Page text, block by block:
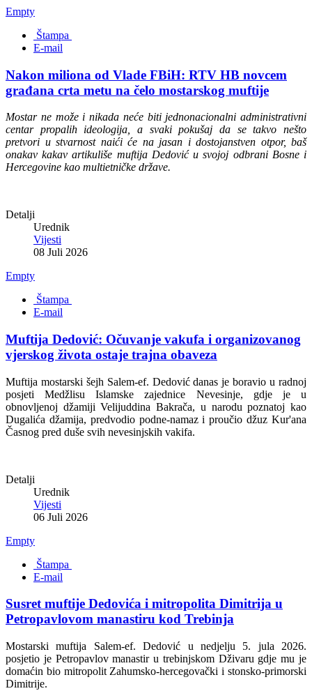
Empty
Štampa
E-mail
Nakon miliona od Vlade FBiH: RTV HB novcem
građana crta metu na čelo mostarskog muftije
Mostar ne može i nikada neće biti jednonacionalni administrativni
centar propalih ideologija, a svaki pokušaj da se takvo nešto
pretvori u stvarnost naići će na jasan i dostojanstven otpor, baš
onakav kakav artikuliše muftija Dedović u svojoj odbrani Bosne i
Hercegovine kao multietničke države.
Detalji
Urednik
Vijesti
08 Juli 2026
Empty
Štampa
E-mail
Muftija Dedović: Očuvanje vakufa i organizovanog
vjerskog života ostaje trajna obaveza
Muftija mostarski šejh Salem-ef. Dedović danas je boravio u radnoj
posjeti Medžlisu Islamske zajednice Nevesinje, gdje je u
obnovljenoj džamiji Velijuddina Bakrača, u narodu poznatoj kao
Dugalića džamija, predvodio podne-namaz i proučio džuz Kur'ana
Časnog pred duše svih nevesinjskih vakifa.
Detalji
Urednik
Vijesti
06 Juli 2026
Empty
Štampa
E-mail
Susret muftije Dedovića i mitropolita Dimitrija u
Petropavlovom manastiru kod Trebinja
Mostarski muftija Salem-ef. Dedović u nedjelju 5. jula 2026.
posjetio je Petropavlov manastir u trebinjskom Dživaru gdje mu je
domaćin bio mitropolit Zahumsko-hercegovački i stonsko-primorski
Dimitrije.